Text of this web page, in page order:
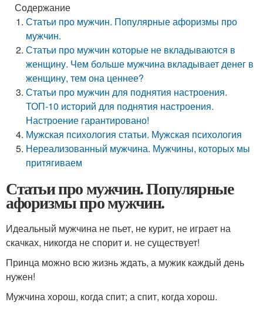
Содержание
Статьи про мужчин. Популярные афоризмы про
мужчин.
Статьи про мужчин которые не вкладываются в
женщину. Чем больше мужчина вкладывает денег в
женщину, тем она ценнее?
Статьи про мужчин для поднятия настроения.
ТОП-10 историй для поднятия настроения.
Настроение гарантировано!
Мужская психология статьи. Мужская психология
Нереализованный мужчина. Мужчины, которых мы
притягиваем
Статьи про мужчин. Популярные
афоризмы про мужчин.
Идеальный мужчина не пьет, не курит, не играет на
скачках, никогда не спорит и. не существует!
Принца можно всю жизнь ждать, а мужик каждый день
нужен!
Мужчина хорош, когда спит; а спит, когда хорош.